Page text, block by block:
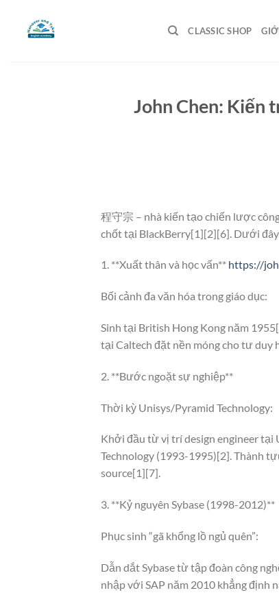
CLASSIC SHOP
John Chen: Kiến
程守宗 – nhà kiến tạo chiến lược
chốt tại BlackBerry[1][2][6]. Dưới đây
1. **Xuất thân và học vấn** https://
Bối cảnh đa văn hóa trong giáo dục:
Sinh tại British Hong Kong năm
tại Caltech đặt nền móng cho tư duy
2. **Bước ngoặt sự nghiệp**
Thời kỳ Unisys/Pyramid Technology:
Khởi đầu từ vị trí design engineer tại
Technology (1993-1995)[2]. Thành
source[1][7].
3. **Kỷ nguyên Sybase (1998-2012)**
Phục sinh “gã khổng lồ ngủ quên”:
Dẫn dắt Sybase từ tập đoàn công
nhập với SAP năm 2010 khẳng định